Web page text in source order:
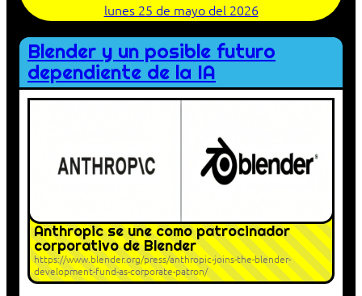
lunes 25 de mayo del 2026
Blender y un posible futuro
dependiente de la IA
Anthropic se une como patrocinador
corporativo de Blender
https://www.blender.org/press/anthropic-joins-the-blender-
development-fund-as-corporate-patron/